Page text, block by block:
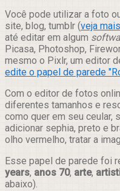
Você pode utilizar a foto
site, blog, tumblr (veja
até editar em algum
Picasa, Photoshop,
mesmo o Pixlr, um editor
edite o papel de parede
Com o editor de fotos
diferentes tamanhos e
como quer em seu ceular,
adicionar sephia, preto e
olho vermelho, tratar a
Esse papel de parede foi
years, anos 70, arte,
abaixo).